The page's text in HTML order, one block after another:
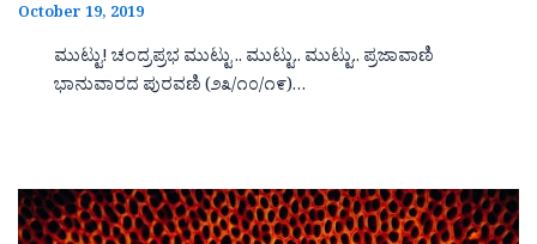
October 19, 2019
ಮುಟ್ಟು! ಚಂದ್ರಪ್ರಭ ಮುಟ್ಟು .. ಮುಟ್ಟು.. ಮುಟ್ಟು.. ಪ್ರಜಾವಾಣಿ
ಭಾನುವಾರದ ಪುರವಣಿ (೨೩/೧೦/೧೯)…